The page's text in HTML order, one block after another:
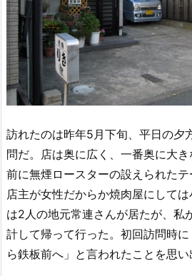
訪れたのは昨年5月下旬、平日の夕
問だ。店は奥に広く、一番奥に大
前に無煙ロースターの設えられたテ
店主が女性だからか焼肉屋にして
は2人の地元常連さんが居たが、私
計して帰って行った。初回訪問時
ら鉄板前へ」と言われたことを思い